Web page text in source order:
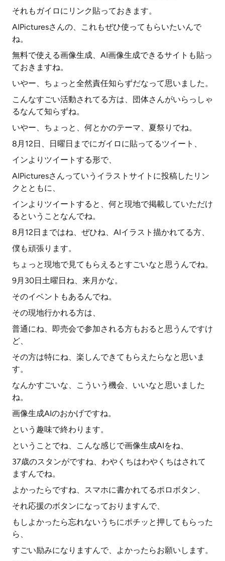
それもガイロにリンク貼っておきます。
AIPicturesさんの、これもぜひ使ってもらいたいんで
ね。
無料で使える画像生成、AI画像生成できるサイトも貼っ
ておきますね。
いやー、ちょっと全然責任知らずだなって思いました。
こんなすごい活動されてる方は、団体さんがいらっしゃ
るなんて知らずね。
いやー、ちょっと、何とかのテーマ、夏祭りでね。
8月12日、日曜日までにガイロに貼ってるツイート、
インよりツイートする形で、
AIPicturesさんっていうイラストサイトに投稿したリン
クとともに、
インよりツイートすると、何と現地で掲載していただけ
るということなんでね。
8月12日まではね、ぜひね、AIイラスト描かれてる方、
僕も頑張ります。
ちょっと現地で見てもらえるとすごいなと思うんでね。
9月30日土曜日ね、来月かな。
そのイベントもあるんでね。
その現地行かれる方は、
普通にね、即売会で参加される方もおると思うんですけ
ど、
その方は特にね、楽しんできてもらえたらなと思いま
す。
なんかすごいな、こういう機会、いいなと思いました
ね。
画像生成AIのおかげですね。
という趣味で終わります。
ということでね、こんな感じで画像生成AIをね、
37歳のスタンがですね、わやくちはわやくちはされて
ますんでね。
よかったらですね、スマホに書かれてるポロボタン、
それ応援のボタンになっておりますんで、
もしよかったら忘れないうちにポチッと押してもらった
ら、
すごい励みになりますんで、よかったらお願いします。